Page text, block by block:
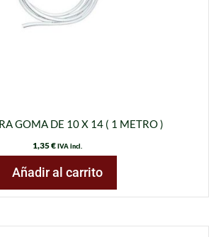
GOMA DE 10 X 14 ( 1 METRO )
1,35€ IVA incl.
Añadir al carrito